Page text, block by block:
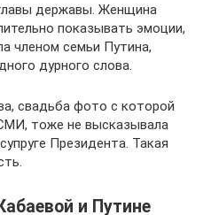
державы. Женщина
показывать эмоции,
членом семьи Путина,
дурного слова.
свадьба фото с которой
тоже не высказывала
Президента. Такая
и Путине